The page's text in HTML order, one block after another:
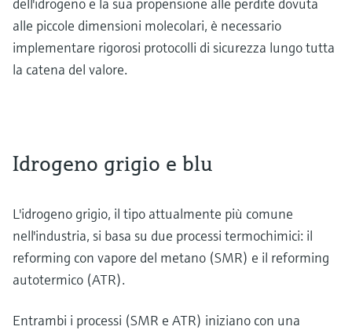
alle piccole dimensioni molecolari, è necessario
implementare rigorosi protocolli di sicurezza lungo tutta
la catena del valore.
Idrogeno grigio e blu
L'idrogeno grigio, il tipo attualmente più comune
nell'industria, si basa su due processi termochimici: il
reforming con vapore del metano (SMR) e il reforming
autotermico (ATR).
Entrambi i processi (SMR e ATR) iniziano con una